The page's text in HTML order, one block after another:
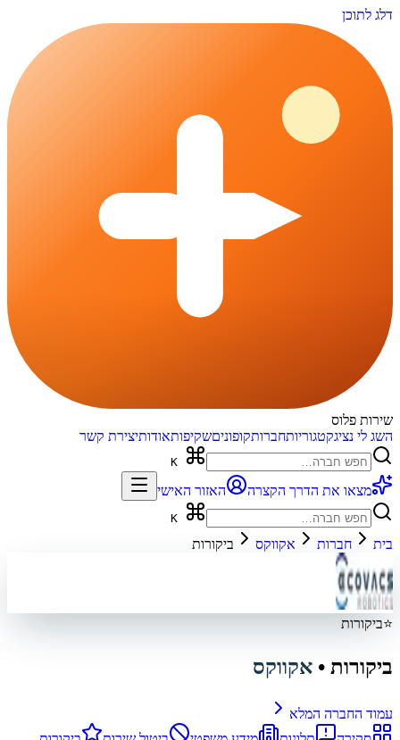
דלג לתוכן
שירות פלוס
השג לי נציגקטגוריותחברותקופוניםשקיפותאודותיצירת קשר
מצאו את הדרך הקצרה האזור האישי
בית חברות אקווקס ביקורות
⭐ביקורות
ביקורות • אקווקס
עמוד החברה המלא